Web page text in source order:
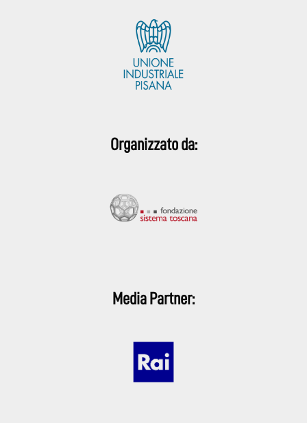
Organizzato da:
Media Partner: